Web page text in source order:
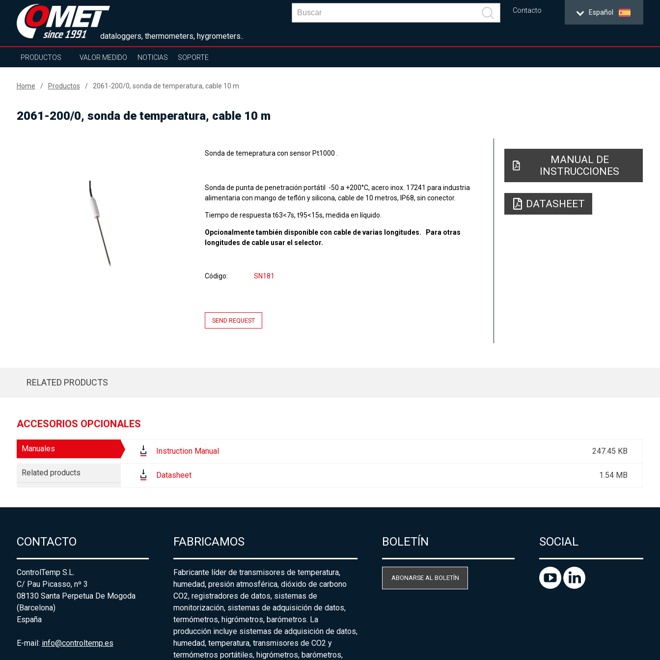
dataloggers, thermometers, hygrometers..
Español
Contacto
PRODUCTOS VALOR MEDIDO NOTICIAS SOPORTE
Home Productos 2061-200/0, sonda de temperatura, cable 10 m
2061-200/0, sonda de temperatura, cable 10 m
Sonda de temepratura con sensor Pt1000 .
Sonda de punta de penetración portátil -50 a +200°C, acero inox. 17241 para industria
alimentaria con mango de teflón y silicona, cable de 10 metros, IP68, sin conector.
Tiempo de respuesta t63<7s, t95<15s, medida en líquido.
Opcionalmente también disponible con cable de varias longitudes. Para otras
longitudes de cable usar el selector.
Código SN181
SEND REQUEST
MANUAL DE
INSTRUCCIONES
DATASHEET
RELATED PRODUCTS
ACCESORIOS OPCIONALES
Manuales
Related products
Instruction Manual 247.45 KB
Datasheet 1.54 MB
CONTACTO
ControlTemp S.L.
C/ Pau Picasso, nº 3
08130 Santa Perpetua De Mogoda
(Barcelona)
España
E-mail: info@controltemp.es
FABRICAMOS
Fabricante líder de transmisores de temperatura,
humedad, presión atmosférica, dióxido de carbono
CO2, registradores de datos, sistemas de
monitorización, sistemas de adquisición de datos,
termómetros, higrómetros, barómetros. La
producción incluye sistemas de adquisición de datos,
humedad, temperatura, transmisores de CO2 y
termómetros portátiles, higrómetros, barómetros,
BOLETÍN
ABONARSE AL BOLETÍN
SOCIAL